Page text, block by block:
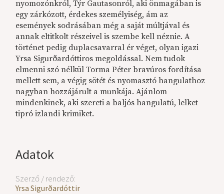
Adatok
Szerző / rendező:
Yrsa Sigurðardóttir
nyomozónkról, Týr Gautasonról, aki önmagában is
egy zárkózott, érdekes személyiség, ám az
események sodrásában még a saját múltjával és
annak eltitkolt részeivel is szembe kell néznie. A
történet pedig duplacsavarral ér véget, olyan igazi
Yrsa Sigurðardóttiros megoldással. Nem tudok
elmenni szó nélkül Torma Péter bravúros fordítása
mellett sem, a végig sötét és nyomasztó hangulathoz
nagyban hozzájárult a munkája. Ajánlom
mindenkinek, aki szereti a baljós hangulatú, lelket
tipró izlandi krimiket.